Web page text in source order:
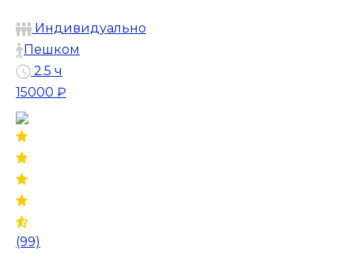
Индивидуально
Пешком
2.5 ч
15000 ₽
(99)